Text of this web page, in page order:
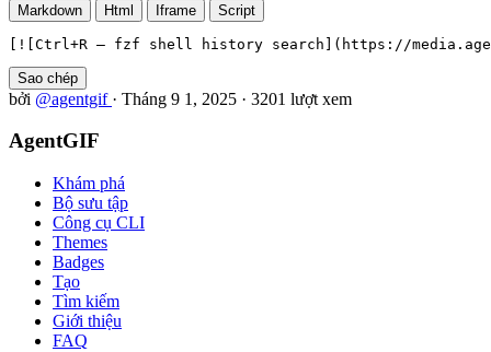
Markdown Html Iframe Script
[![Ctrl+R — fzf shell history search](https://
Sao chép
bởi @agentgif · Tháng 9 1, 2025 · 3201 lượt xem
AgentGIF
Khám phá
Bộ sưu tập
Công cụ CLI
Themes
Badges
Tạo
Tìm kiếm
Giới thiệu
FAQ